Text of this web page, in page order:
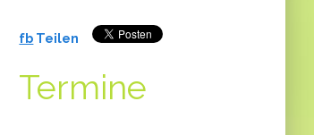
fb Teilen
Termine